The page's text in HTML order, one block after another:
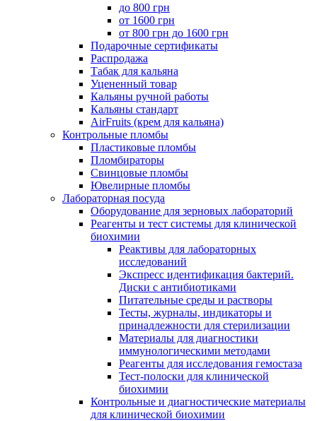
до 800 грн
от 1600 грн
от 800 грн до 1600 грн
Подарочные сертификаты
Распродажа
Табак для кальяна
Уцененный товар
Кальяны ручной работы
Кальяны стандарт
AirFruits (крем для кальяна)
Контрольные пломбы
Пластиковые пломбы
Пломбираторы
Свинцовые пломбы
Ювелирные пломбы
Лабораторная посуда
Оборудование для зерновых лабораторий
Реагенты и тест системы для клинической
биохимии
Реактивы для лабораторных
исследований
Экспресс идентификация бактерий.
Диски с антибиотиками
Питательные среды и растворы
Тесты, журналы, индикаторы и
принадлежности для стерилизации
Материалы для диагностики
иммунологическими методами
Реагенты для исследования гемостаза
Тест-полоски для клинической
биохимии
Контрольные и диагностические материалы
для клинической биохимии